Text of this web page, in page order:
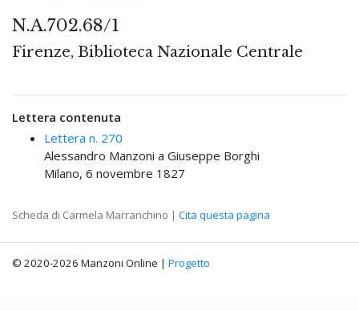
N.A.702.68/1
Firenze, Biblioteca Nazionale Centrale
Lettera contenuta
Lettera n. 270
Alessandro Manzoni a Giuseppe Borghi
Milano, 6 novembre 1827
Scheda di Carmela Marranchino | Cita questa pagina
© 2020-2026 Manzoni Online | Progetto